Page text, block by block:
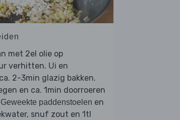
met 2el olie op
verhitten. Ui en
2-3min glazig bakken.
en ca. 1min doorroeren
Geweekte paddenstoelen en
snuf zout en 1tl